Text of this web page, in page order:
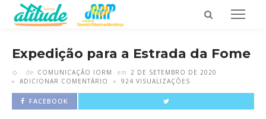
Expedição para a Estrada da Fome
de COMUNICAÇÃO IORM em 2 DE SETEMBRO DE 2020
ADICIONAR COMENTÁRIO
924 VISUALIZAÇÕES
FACEBOOK